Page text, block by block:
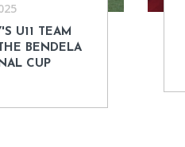
U11 TEAM
BENDELA
CUP